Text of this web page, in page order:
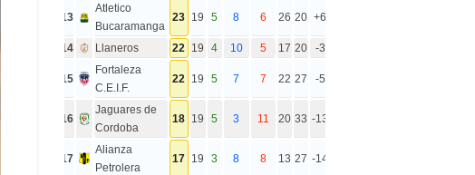
13
Atletico
Bucaramanga
23 19 5 8 6 26 20 +6
14 Llaneros 22 19 4 10 5 17 20 -3
15
Fortaleza
C.E.I.F.
22 19 5 7 7 22 27 -5
16
Jaguares de
Cordoba
18 19 5 3 11 20 33 -13
17
Alianza
Petrolera
17 19 3 8 8 13 27 -14